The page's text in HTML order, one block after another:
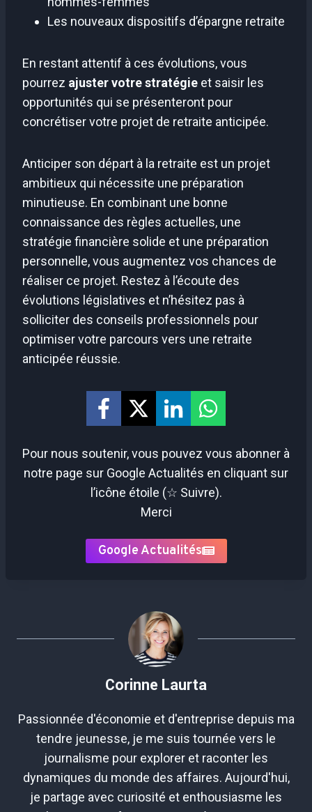
Les nouveaux dispositifs d’épargne retraite
En restant attentif à ces évolutions, vous
pourrez ajuster votre stratégie et saisir les
opportunités qui se présenteront pour
concrétiser votre projet de retraite anticipée.
Anticiper son départ à la retraite est un projet
ambitieux qui nécessite une préparation
minutieuse. En combinant une bonne
connaissance des règles actuelles, une
stratégie financière solide et une préparation
personnelle, vous augmentez vos chances de
réaliser ce projet. Restez à l’écoute des
évolutions législatives et n’hésitez pas à
solliciter des conseils professionnels pour
optimiser votre parcours vers une retraite
anticipée réussie.
Pour nous soutenir, vous pouvez vous abonner à
notre page sur Google Actualités en cliquant sur
l’icône étoile (☆ Suivre).
Merci
Google Actualités
Corinne Laurta
Passionnée d'économie et d'entreprise depuis ma
tendre jeunesse, je me suis tournée vers le
journalisme pour explorer et raconter les
dynamiques du monde des affaires. Aujourd'hui,
je partage avec curiosité et enthousiasme les